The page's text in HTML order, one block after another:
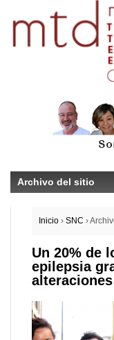
Archivo del sitio
Inicio › SNC ›
Un 20% de
epilepsia